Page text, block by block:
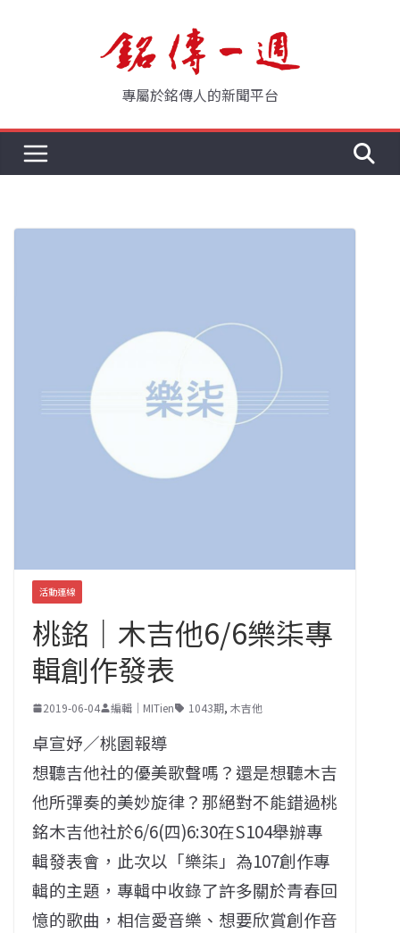
專屬於銘傳人的新聞平台
活動連線
桃銘｜木吉他6/6樂柒專
輯創作發表
2019-06-04 編輯｜MITien 1043期, 木吉他
卓宣妤／桃園報導
想聽吉他社的優美歌聲嗎？還是想聽木吉
他所彈奏的美妙旋律？那絕對不能錯過桃
銘木吉他社於6/6(四)6:30在S104舉辦專
輯發表會，此次以「樂柒」為107創作專
輯的主題，專輯中收錄了許多關於青春回
憶的歌曲，相信愛音樂、想要欣賞創作音